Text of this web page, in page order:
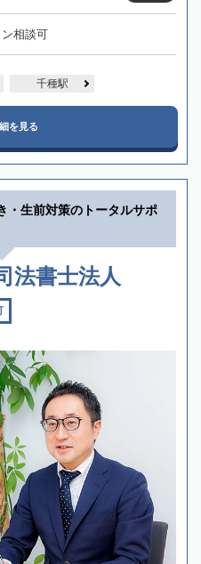
相談可
千種駅
を見る
・生前対策のトータルサポ
法書士法人